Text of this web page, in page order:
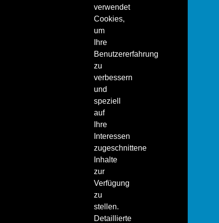
verwendet
Cookies,
um
Ihre
Benutzererfahrung
zu
verbessern
und
speziell
auf
Ihre
Interessen
zugeschnittene
Inhalte
zur
Verfügung
zu
stellen.
Detaillierte